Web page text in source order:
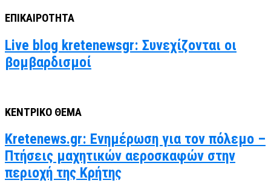
ΕΠΙΚΑΙΡΟΤΗΤΑ
Live blog kretenewsgr: Συνεχίζονται οι
βομβαρδισμοί
ΚΕΝΤΡΙΚΟ ΘΕΜΑ
Kretenews.gr: Ενημέρωση για τον πόλεμο –
Πτήσεις μαχητικών αεροσκαφών στην
περιοχή της Κρήτης